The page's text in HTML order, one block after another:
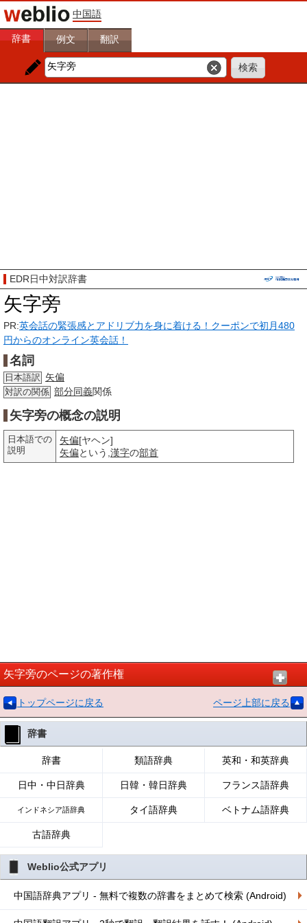
中国語
辞書 例文 翻訳
EDR日中対訳辞書
矢字旁
PR:英会話の緊張感とアドリブ力を身に着ける！クーポンで初月480
円からのオンライン英会話！
名詞
日本語訳 矢偏
対訳の関係 部分同義関係
矢字旁の概念の説明
日本語での
説明
矢偏[ヤヘン]
矢偏という, 漢字の部首
矢字旁のページの著作権
トップページに戻る ページ上部に戻る
辞書
辞書 類語辞典 英和・和英辞典
日中・中日辞典 日韓・韓日辞典 フランス語辞典
インドネシア語辞典 タイ語辞典 ベトナム語辞典
古語辞典
Weblio公式アプリ
中国語辞典アプリ - 無料で複数の辞書をまとめて検索 (Android)